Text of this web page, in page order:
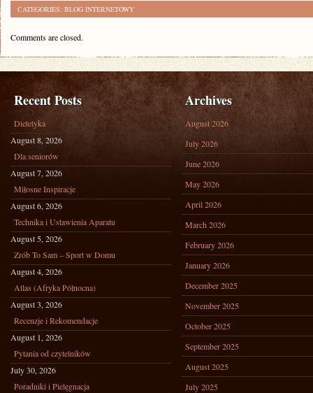
CATEGORIES: BLOG INTERNETOWY
Comments are closed.
Recent Posts
Dietetyka
August 8, 2026
Dla seniorów
August 7, 2026
Miłosne Inspiracje
August 6, 2026
Technika i Ustawienia Aparatu
August 5, 2026
Zrób To Sam – Sport w Domu
August 4, 2026
Atlas (Afryka Północna)
August 3, 2026
Recenzje i Rekomendacje
August 1, 2026
Pytania od czytelników
July 30, 2026
Poradniki i Pielęgnacja
Archives
August 2026
July 2026
June 2026
May 2026
April 2026
March 2026
February 2026
January 2026
December 2025
November 2025
October 2025
September 2025
August 2025
July 2025